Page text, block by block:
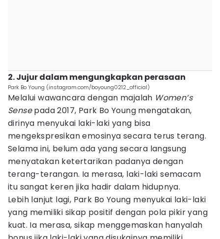
2. Jujur dalam mengungkapkan perasaan
Park Bo Young (instagram.com/boyoung0212_official)
Melalui wawancara dengan majalah Women’s
Sensepada 2017, Park Bo Young mengatakan,
dirinya menyukai laki-laki yang bisa
mengekspresikan emosinya secara terus terang.
Selama ini, belum ada yang secara langsung
menyatakan ketertarikan padanya dengan
terang-terangan. Ia merasa, laki-laki semacam
itu sangat keren jika hadir dalam hidupnya.
Lebih lanjut lagi, Park Bo Young menyukai laki-laki
yang memiliki sikap positif dengan pola pikir yang
kuat. Ia merasa, sikap menggemaskan hanyalah